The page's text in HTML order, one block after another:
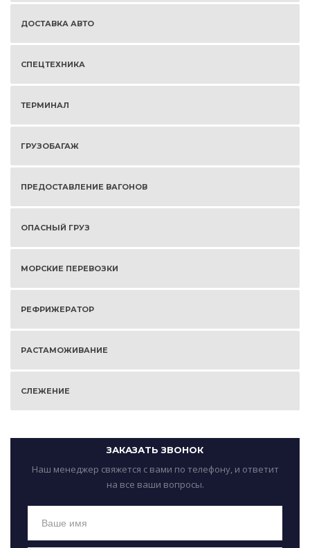
ДОСТАВКА АВТО
СПЕЦТЕХНИКА
ТЕРМИНАЛ
ГРУЗОБАГАЖ
ПРЕДОСТАВЛЕНИЕ ВАГОНОВ
ОПАСНЫЙ ГРУЗ
МОРСКИЕ ПЕРЕВОЗКИ
РЕФРИЖЕРАТОР
РАСТАМОЖИВАНИЕ
СЛЕЖЕНИЕ
ЗАКАЗАТЬ ЗВОНОК
Наш менеджер свяжется с вами по телефону, и ответит
на все ваши вопросы.